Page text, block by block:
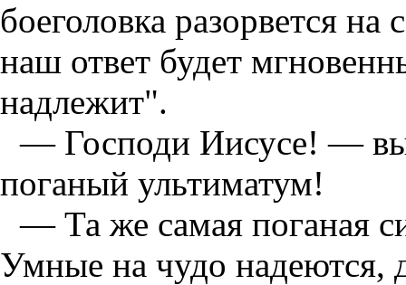
боеголовка разорвется
наш ответ будет
надлежит".
— Господи Иисусе! —
поганый ультиматум!
— Та же самая поганая
Умные на чудо надеются,